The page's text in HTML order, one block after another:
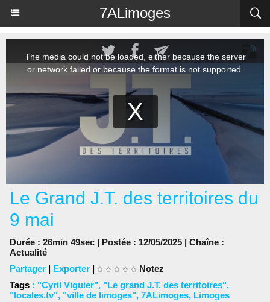
7ALimoges
Le Grand J.T. des territoires du
9 mai
Durée : 26min 49sec | Postée : 12/05/2025 | Chaîne :
Actualité
Partager | Exporter |
Notez
Tags : "Cyril Viguier", "Le grand J.T. des territoires",
"locales.tv", "ville de limoges", 7ALimoges, Limoges